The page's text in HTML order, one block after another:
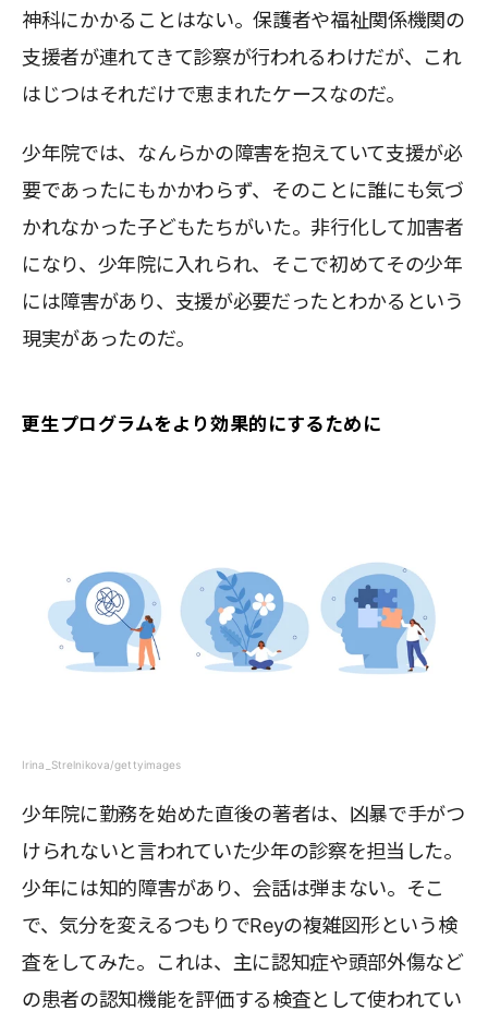
神科にかかることはない。保護者や福祉関係機関の
支援者が連れてきて診察が行われるわけだが、これ
はじつはそれだけで恵まれたケースなのだ。
少年院では、なんらかの障害を抱えていて支援が必
要であったにもかかわらず、そのことに誰にも気づ
かれなかった子どもたちがいた。非行化して加害者
になり、少年院に入れられ、そこで初めてその少年
には障害があり、支援が必要だったとわかるという
現実があったのだ。
更生プログラムをより効果的にするために
Irina_Strelnikova/gettyimages
少年院に勤務を始めた直後の著者は、凶暴で手がつ
けられないと言われていた少年の診察を担当した。
少年には知的障害があり、会話は弾まない。そこ
で、気分を変えるつもりでReyの複雑図形という検
査をしてみた。これは、主に認知症や頭部外傷など
の患者の認知機能を評価する検査として使われてい